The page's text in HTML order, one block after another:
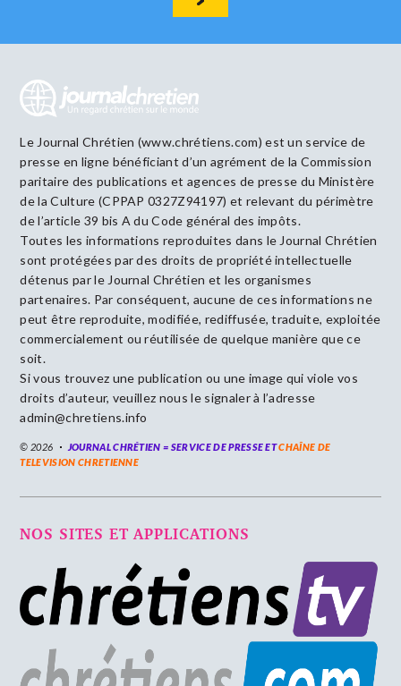
Le Journal Chrétien (www.chrétiens.com) est un service de
presse en ligne bénéficiant d’un agrément de la Commission
paritaire des publications et agences de presse du Ministère
de la Culture (CPPAP 0327Z94197) et relevant du périmètre
de l’article 39 bis A du Code général des impôts.
Toutes les informations reproduites dans le Journal Chrétien
sont protégées par des droits de propriété intellectuelle
détenus par le Journal Chrétien et les organismes
partenaires. Par conséquent, aucune de ces informations ne
peut être reproduite, modifiée, rediffusée, traduite, exploitée
commercialement ou réutilisée de quelque manière que ce
soit.
Si vous trouvez une publication ou une image qui viole vos
droits d’auteur, veuillez nous le signaler à l’adresse
admin@chretiens.info
© 2026 JOURNAL CHRÉTIEN = SERVICE DE PRESSE ETCHAÎNE DE
TELEVISION CHRETIENNE
NOS SITES ET APPLICATIONS